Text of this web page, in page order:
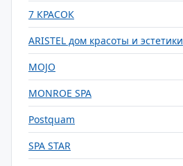
7 КРАСОК
ARISTEL дом красоты и эстетики
MOJO
MONROE SPA
Postquam
SPA STAR